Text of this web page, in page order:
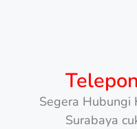
Segera Hubungi
Surabaya